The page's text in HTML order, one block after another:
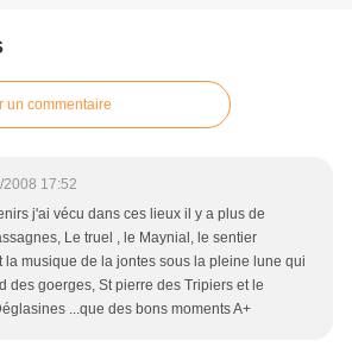
un commentaire
2008 17:52
j'ai vécu dans ces lieux il y a plus de
Le truel , le Maynial, le sentier
la musique de la jontes sous la pleine lune qui
des goerges, St pierre des Tripiers et le
...que des bons moments A+